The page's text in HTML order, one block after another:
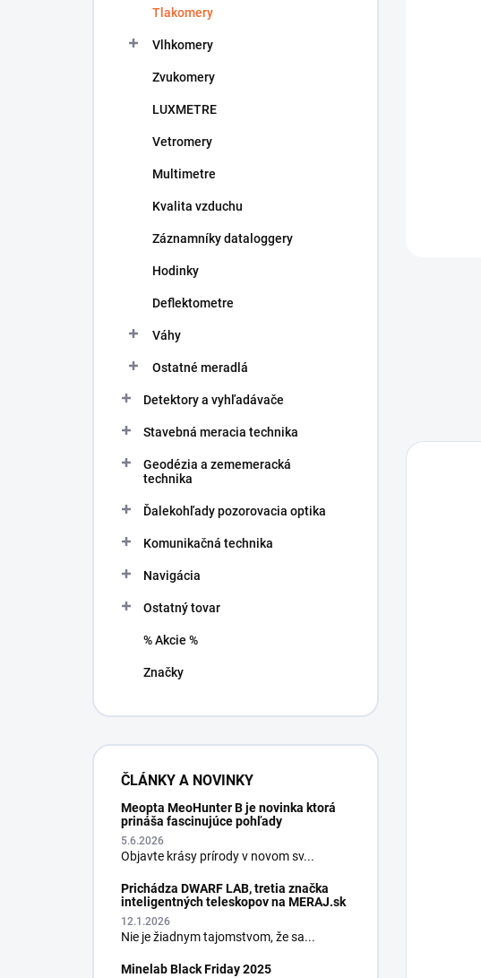
Tlakomery
Vlhkomery
Zvukomery
LUXMETRE
Vetromery
Multimetre
Kvalita vzduchu
Záznamníky dataloggery
Hodinky
Deflektometre
Váhy
Ostatné meradlá
Detektory a vyhľadávače
Stavebná meracia technika
Geodézia a zememeracká
technika
Ďalekohľady pozorovacia optika
Komunikačná technika
Navigácia
Ostatný tovar
% Akcie %
Značky
ČLÁNKY A NOVINKY
Meopta MeoHunter B je novinka ktorá
prináša fascinujúce pohľady
5.6.2026
Objavte krásy prírody v novom sv...
Prichádza DWARF LAB, tretia značka
inteligentných teleskopov na MERAJ.sk
12.1.2026
Nie je žiadnym tajomstvom, že sa...
Minelab Black Friday 2025